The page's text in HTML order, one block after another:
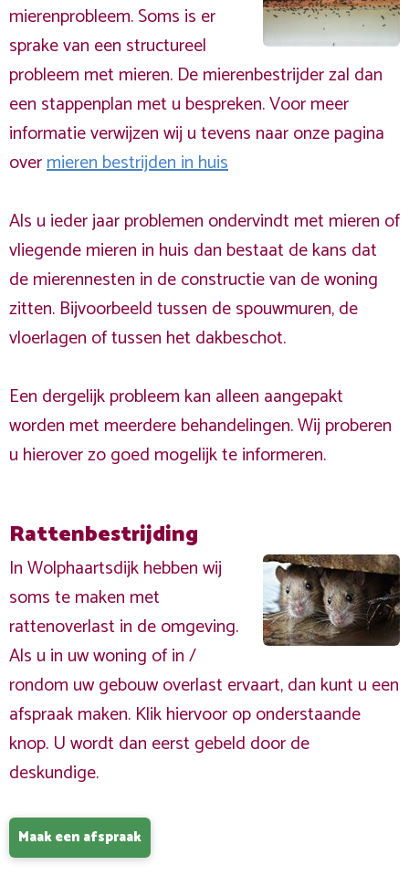
mierenprobleem. Soms is er
sprake van een structureel
probleem met mieren. De mierenbestrijder zal dan
een stappenplan met u bespreken. Voor meer
informatie verwijzen wij u tevens naar onze pagina
overmieren bestrijden in huis
Als u ieder jaar problemen ondervindt met mieren of
vliegende mieren in huis dan bestaat de kans dat
de mierennesten in de constructie van de woning
zitten. Bijvoorbeeld tussen de spouwmuren, de
vloerlagen of tussen het dakbeschot.
Een dergelijk probleem kan alleen aangepakt
worden met meerdere behandelingen. Wij proberen
u hierover zo goed mogelijk te informeren.
Rattenbestrijding
In Wolphaartsdijk hebben wij
soms te maken met
rattenoverlast in de omgeving.
Als u in uw woning of in /
rondom uw gebouw overlast ervaart, dan kunt u een
afspraak maken. Klik hiervoor op onderstaande
knop. U wordt dan eerst gebeld door de
deskundige.
Maak een afspraak